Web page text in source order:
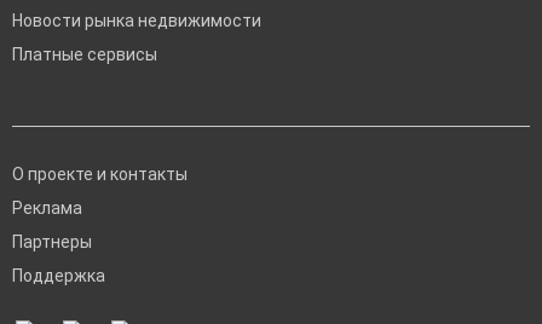
Новости рынка недвижимости
Платные сервисы
О проекте и контакты
Реклама
Партнеры
Поддержка